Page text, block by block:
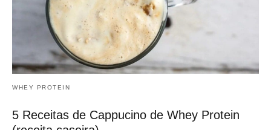
WHEY PROTEIN
5 Receitas de Cappucino de Whey Protein